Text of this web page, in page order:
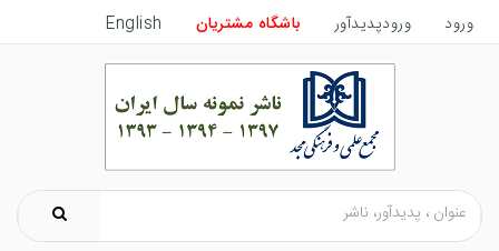
ورود ورودپدیدآور باشگاه مشتریان English